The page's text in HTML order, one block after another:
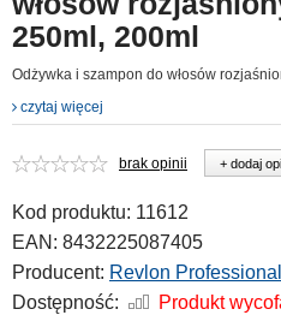
250ml, 200ml
Odżywka i szampon do włosów
czytaj więcej
brak opinii + dodaj
Kod produktu: 11612
EAN: 8432225087405
Producent: Revlon Professional
Dostępność:
Produkt